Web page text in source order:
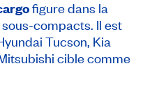
figure dans la
compacts. Il est
Tucson, Kia
cible comme